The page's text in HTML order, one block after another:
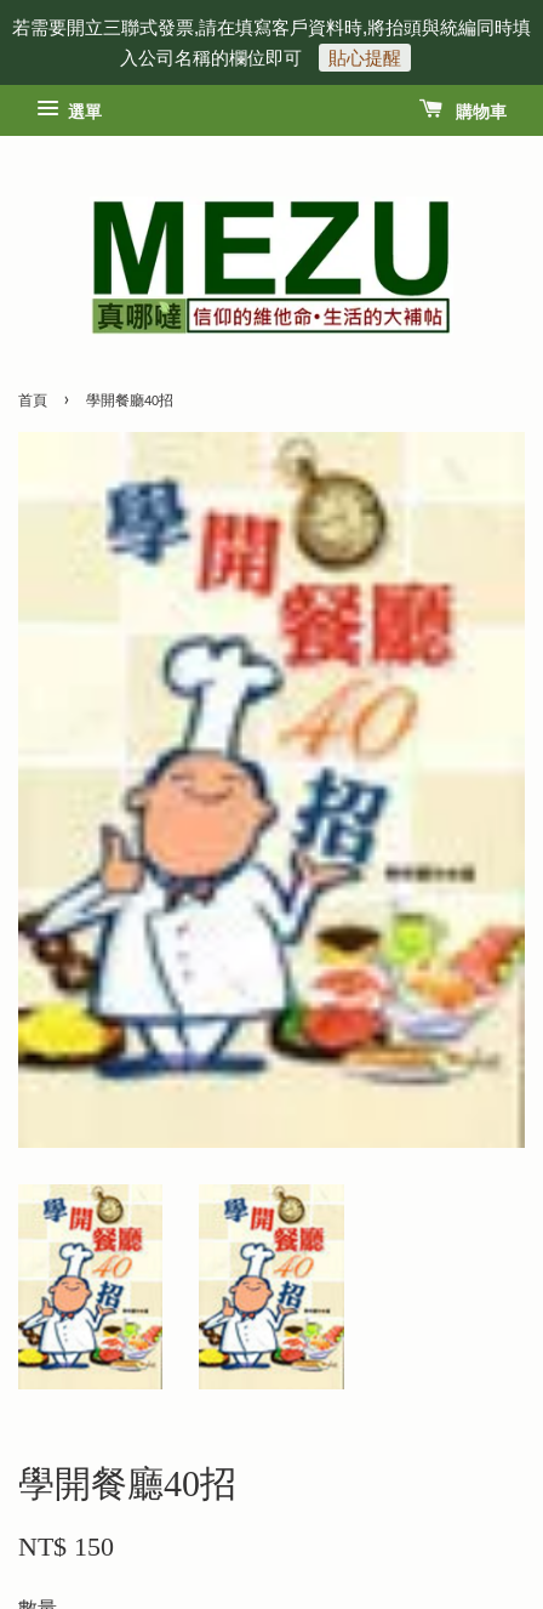
若需要開立三聯式發票,請在填寫客戶資料時,將抬頭與統編同時填
入公司名稱的欄位即可
貼心提醒
選單 購物車
首頁 › 學開餐廳40招
學開餐廳40招
NT$ 150